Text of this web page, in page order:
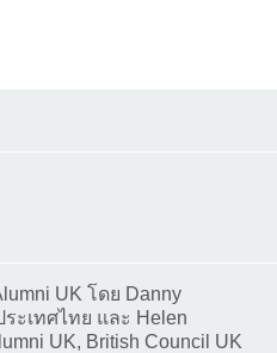
UK โดย Danny
ะเทศไทย และ Helen
UK, British Council UK